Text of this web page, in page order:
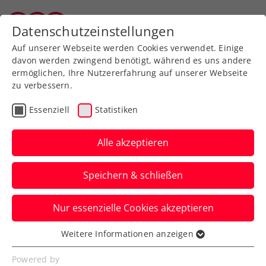
Zurück zur Newsübersicht
Ausbildung
Jürgens beste
Tennistipps – Teil 3: Die
einhändige Rückhand
ÖTV-Sportdirektor Jürgen Melzer zeigt
euch mit ÖTV-Ausbildungsreferent Harald
Mair die richtige Technik.
Verfasst von: Manuel Wachta, 12.06.2024
Datenschutzeinstellungen
Auf unserer Webseite werden Cookies verwendet. Einige
davon werden zwingend benötigt, während es uns andere
ermöglichen, Ihre Nutzererfahrung auf unserer Webseite
zu verbessern.
Essenziell Statistiken
Alle akzeptieren
Speichern & schließen
Nur essenzielle Cookies akzeptieren
Essenziell
Essenzielle Cookies werden für grundlegende
Weitere Informationen anzeigen
Powered by